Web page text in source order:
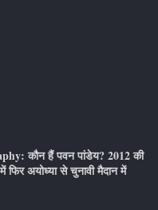
कौन हैं पवन पांडेय? 2012 की
अयोध्या से चुनावी मैदान में